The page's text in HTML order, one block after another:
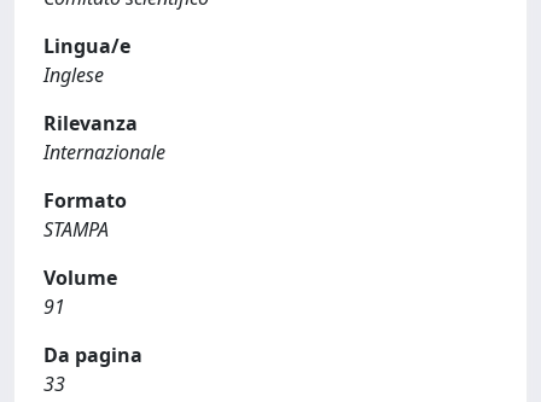
Lingua/e
Inglese
Rilevanza
Internazionale
Formato
STAMPA
Volume
91
Da pagina
33